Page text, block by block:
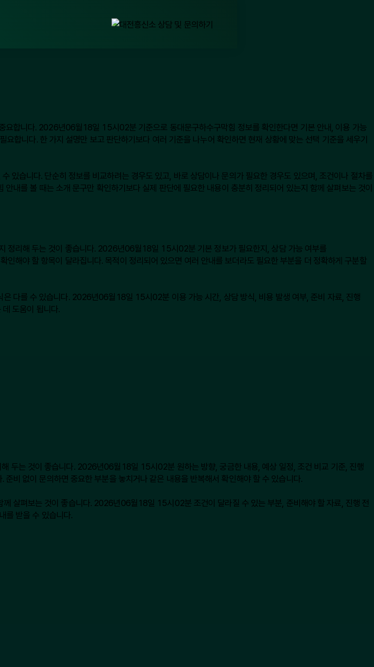
요합니다. 2026년06월18일 15시02분 기준으로 동대문구하수구막힘 정보를 확인한다면 기본 안내, 이용 가능
합니다. 한 가지 설명만 보고 판단하기보다 여러 기준을 나누어 확인하면 현재 상황에 맞는 선택 기준을 세우기
있습니다. 단순히 정보를 비교하려는 경우도 있고, 바로 상담이나 문의가 필요한 경우도 있으며, 조건이나 절차를
를 볼 때는 소개 문구만 확인하기보다 실제 판단에 필요한 내용이 충분히 정리되어 있는지 함께 살펴보는 것이
정리해 두는 것이 좋습니다. 2026년06월18일 15시02분 기본 정보가 필요한지, 상담 가능 여부를
해야 할 항목이 달라집니다. 목적이 정리되어 있으면 여러 안내를 보더라도 필요한 부분을 더 정확하게 구분할
다를 수 있습니다. 2026년06월18일 15시02분 이용 가능 시간, 상담 방식, 비용 발생 여부, 준비 자료, 진행
도움이 됩니다.
두는 것이 좋습니다. 2026년06월18일 15시02분 원하는 방향, 궁금한 내용, 예상 일정, 조건 비교 기준, 진행
비 없이 문의하면 중요한 부분을 놓치거나 같은 내용을 반복해서 확인해야 할 수 있습니다.
살펴보는 것이 좋습니다. 2026년06월18일 15시02분 조건이 달라질 수 있는 부분, 준비해야 할 자료, 진행 전
를 받을 수 있습니다.